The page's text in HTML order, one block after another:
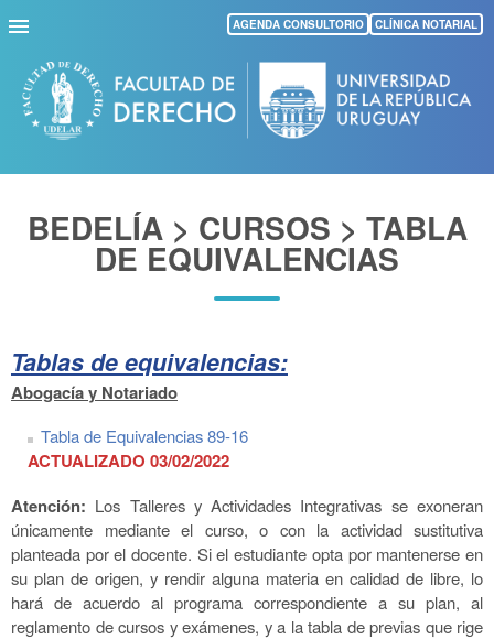
Pasar
al
contenido
principal
AGENDA CONSULTORIO CLÍNICA NOTARIAL
BEDELÍA > CURSOS > TABLA
DE EQUIVALENCIAS
Tablas de equivalencias:
Abogacía y Notariado
Tabla de Equivalencias 89-16
ACTUALIZADO 03/02/2022
Atención: Los Talleres y Actividades Integrativas se exoneran
únicamente mediante el curso, o con la actividad sustitutiva
planteada por el docente. Si el estudiante opta por mantenerse en
su plan de origen, y rendir alguna materia en calidad de libre, lo
hará de acuerdo al programa correspondiente a su plan, al
reglamento de cursos y exámenes, y a la tabla de previas que rige